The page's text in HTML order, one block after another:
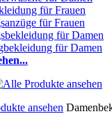
für Frauen
für Frauen
für Damen
für Damen
ansehen